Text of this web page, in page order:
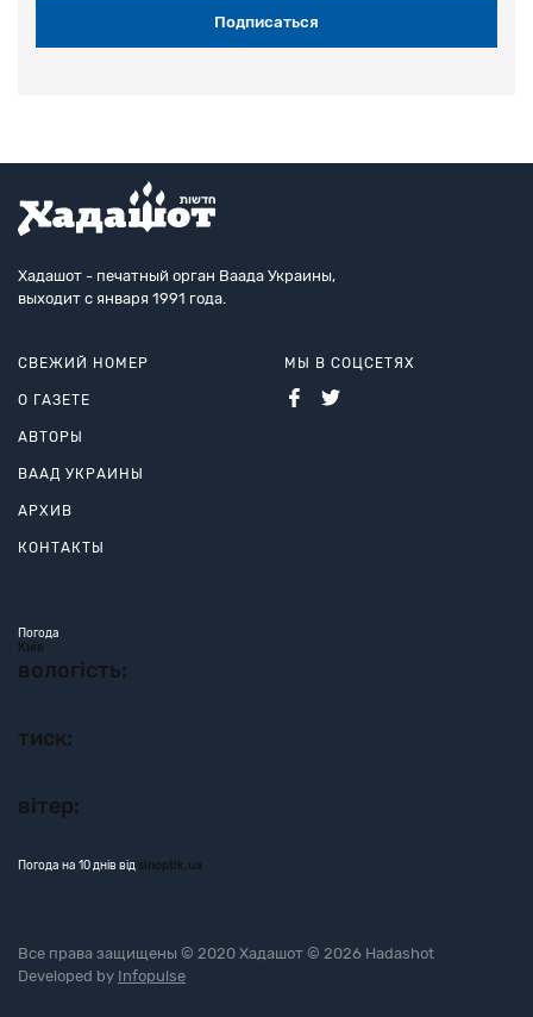
Хадашот - печатный орган Ваада Украины,
выходит с января 1991 года.
СВЕЖИЙ НОМЕР
О ГАЗЕТЕ
АВТОРЫ
ВААД УКРАИНЫ
АРХИВ
КОНТАКТЫ
МЫ В СОЦСЕТЯХ
Погода
Київ
вологість:
тиск:
вітер:
Погода на 10 днів від sinoptik.ua
Все права защищены © 2020 Хадашот © 2026 Hadashot
Developed by Infopulse